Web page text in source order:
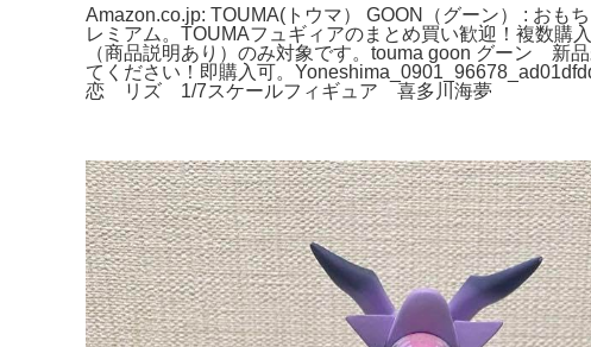
Amazon.co.jp: TOUMA(トウマ） GOON（グーン） : おも
レミアム。TOUMAフュギィアのまとめ買い歓迎！複数
（商品説明あり）のみ対象です。touma goon グーン 新
てください！即購入可。
恋 リズ 1/7スケールフィギュア 喜多川海夢